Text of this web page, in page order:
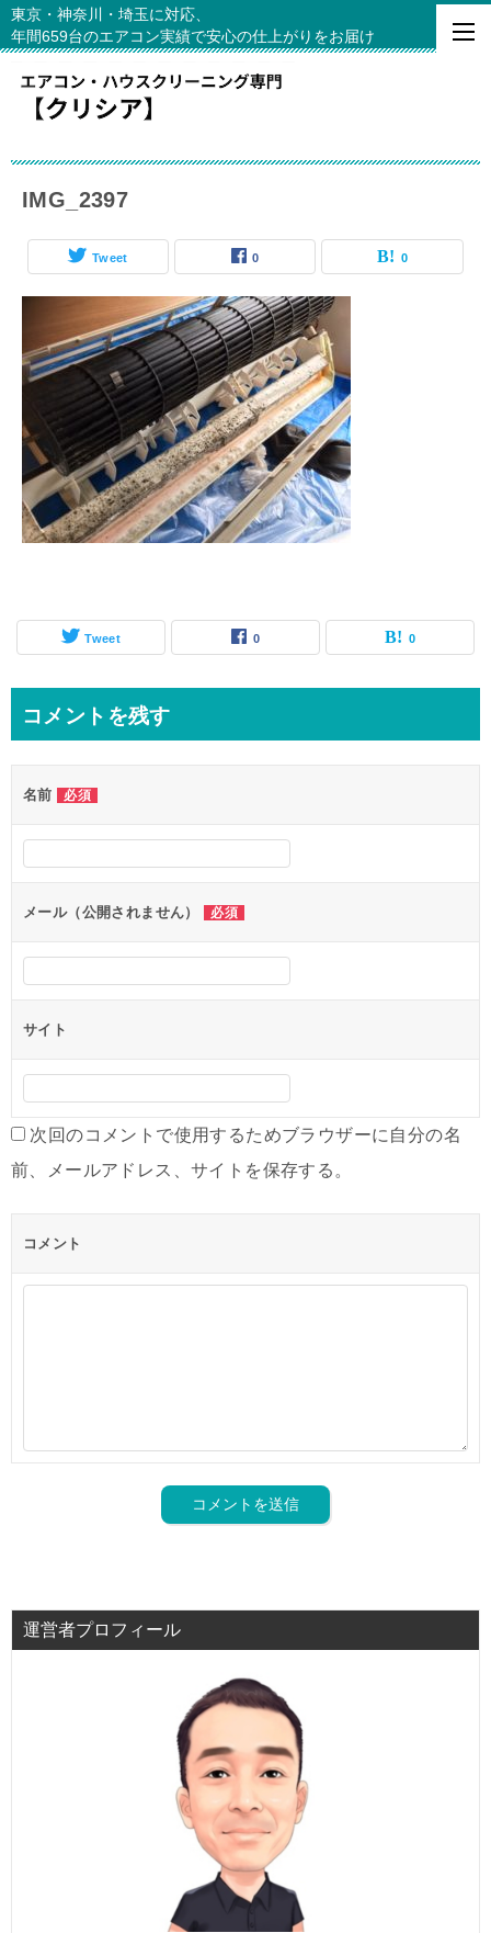
東京・神奈川・埼玉に対応、
年間659台のエアコン実績で安心の仕上がりをお届け
IMG_2397
Tweet 0 0
Tweet 0 0
コメントを残す
名前 必須
メール（公開されません） 必須
サイト
次回のコメントで使用するためブラウザーに自分の名
前、メールアドレス、サイトを保存する。
コメント
運営者プロフィール